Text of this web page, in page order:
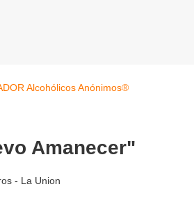
Amanecer"
- La Union